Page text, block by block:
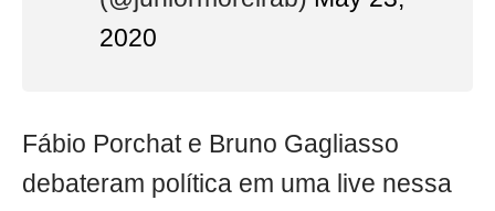
2020
Fábio Porchat e Bruno Gagliasso
debateram política em uma live nessa